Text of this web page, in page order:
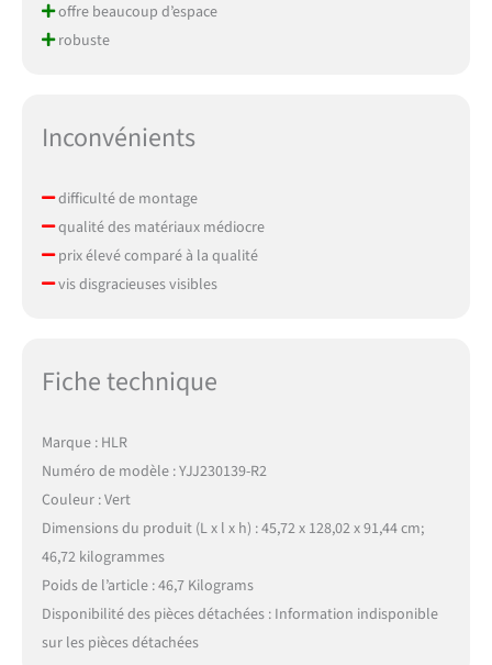
offre beaucoup d’espace
robuste
Inconvénients
difficulté de montage
qualité des matériaux médiocre
prix élevé comparé à la qualité
vis disgracieuses visibles
Fiche technique
Marque : HLR
Numéro de modèle : YJJ230139-R2
Couleur : Vert
Dimensions du produit (L x l x h) : 45,72 x 128,02 x 91,44 cm;
46,72 kilogrammes
Poids de l’article : 46,7 Kilograms
Disponibilité des pièces détachées : Information indisponible
sur les pièces détachées